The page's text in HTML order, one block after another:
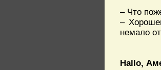
– Что
–
немало
Hallo,